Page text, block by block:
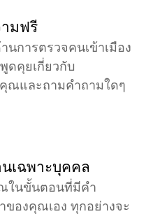
มฟรี
การตรวจคนเข้าเมือง
ดคุยเกี่ยวกับ
ณและถามคำถามใดๆ
เฉพาะบุคคล
ในขั้นตอนที่มีคำ
ของคุณเอง ทุกอย่างจะ